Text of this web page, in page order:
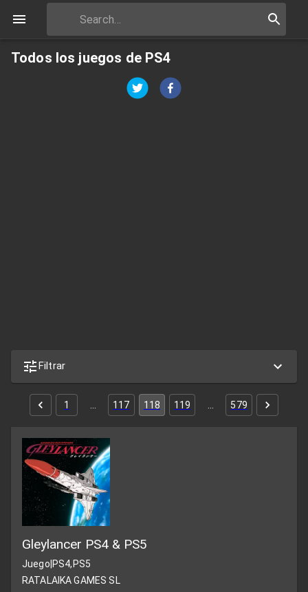
Todos los juegos de PS4
Filtrar
1 117 118 119 579
Gleylancer PS4 & PS5
Juego|PS4,PS5
RATALAIKA GAMES SL